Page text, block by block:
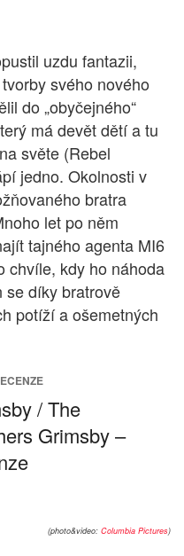
uzdu fantazii,
svého nového
do „obyčejného“
má devět dětí a tu
světe (Rebel
jedno. Okolnosti v
bratra
let po něm
tajného agenta MI6
chvíle, kdy ho náhoda
se díky bratrově
potíží a ošemetných
/ The
Grimsby –
(photo&video: Columbia Pictures)